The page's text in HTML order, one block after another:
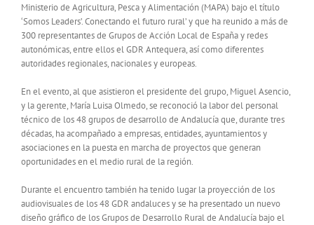
Ministerio de Agricultura, Pesca y Alimentación (MAPA) bajo el título
‘Somos Leaders’. Conectando el futuro rural’ y que ha reunido a más de
300 representantes de Grupos de Acción Local de España y redes
autonómicas, entre ellos el GDR Antequera, así como diferentes
autoridades regionales, nacionales y europeas.
En el evento, al que asistieron el presidente del grupo, Miguel Asencio,
y la gerente, María Luisa Olmedo, se reconoció la labor del personal
técnico de los 48 grupos de desarrollo de Andalucía que, durante tres
décadas, ha acompañado a empresas, entidades, ayuntamientos y
asociaciones en la puesta en marcha de proyectos que generan
oportunidades en el medio rural de la región.
Durante el encuentro también ha tenido lugar la proyección de los
audiovisuales de los 48 GDR andaluces y se ha presentado un nuevo
diseño gráfico de los Grupos de Desarrollo Rural de Andalucía bajo el